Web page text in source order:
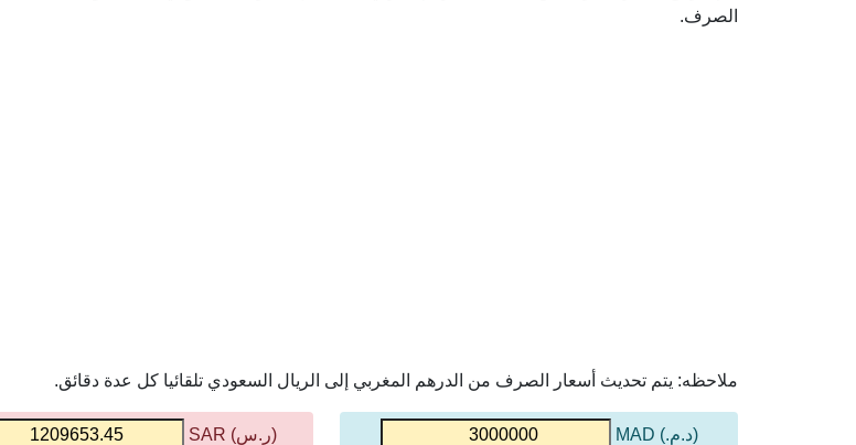
الصرف.
ملاحظه: يتم تحديث أسعار الصرف من الدرهم المغربي إلى الريال السعودي تلقائيا كل عدة دقائق.
(د.م.) MAD (ر.س) SAR